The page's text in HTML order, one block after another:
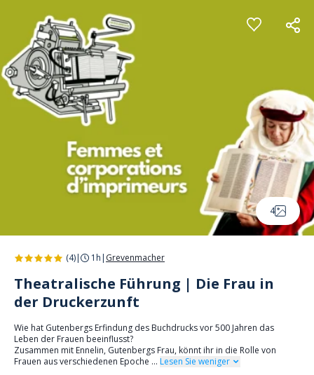
4
(4)| 1h | Grevenmacher
Theatralische Führung | Die Frau in
der Druckerzunft
Wie hat Gutenbergs Erfindung des Buchdrucks vor 500 Jahren das
Leben der Frauen beeinflusst?
Zusammen mit Ennelin, Gutenbergs Frau, könnt ihr in die Rolle von
Frauen aus verschiedenen Epoche ... Lesen Sie weniger